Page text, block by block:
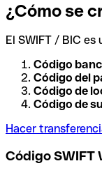
¿Cómo se
El SWIFT / BIC
Código
Código del
Código de
Código de
Hacer
Código SWIFT